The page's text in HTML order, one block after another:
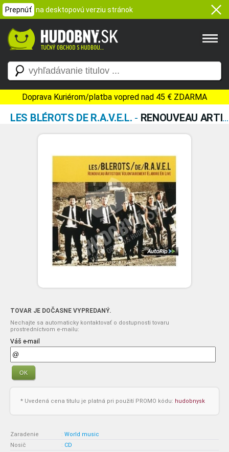
Prepnúť na desktopovú verziu stránok
Doprava Kuriérom/platba vopred nad 45 € ZDARMA
LES BLÉROTS DE R.A.V.E.L. - RENOUVEAU ARTISTIQUE VOLONTAIREMENT ELABORÉ EN LIVE
TOVAR JE DOČASNE VYPREDANÝ.
Nechajte sa automaticky kontaktovať o dostupnosti tovaru
prostredníctvom e-mailu:
Váš e-mail
OK
* Uvedená cena titulu je platná pri použití PROMO kódu: hudobnysk
Zaradenie : World music
Nosič
: CD